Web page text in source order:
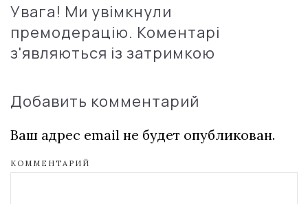
Увага! Ми увімкнули
премодерацію. Коментарі
з'являються із затримкою
Добавить комментарий
Ваш адрес email не будет опубликован.
КОММЕНТАРИЙ